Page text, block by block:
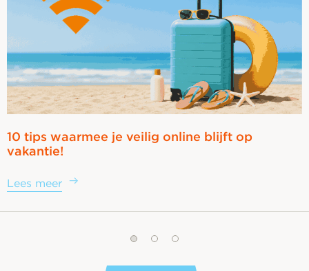
10 tips waarmee je veilig online blijft op
vakantie!
Lees meer